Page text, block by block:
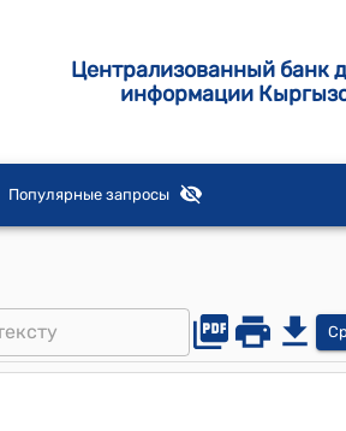
Централизованный банк
информации
Популярные запросы